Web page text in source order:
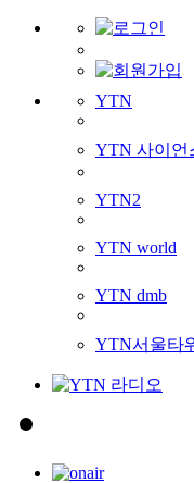
YTN
YTN 사이언
YTN2
YTN world
YTN dmb
YTN서울타